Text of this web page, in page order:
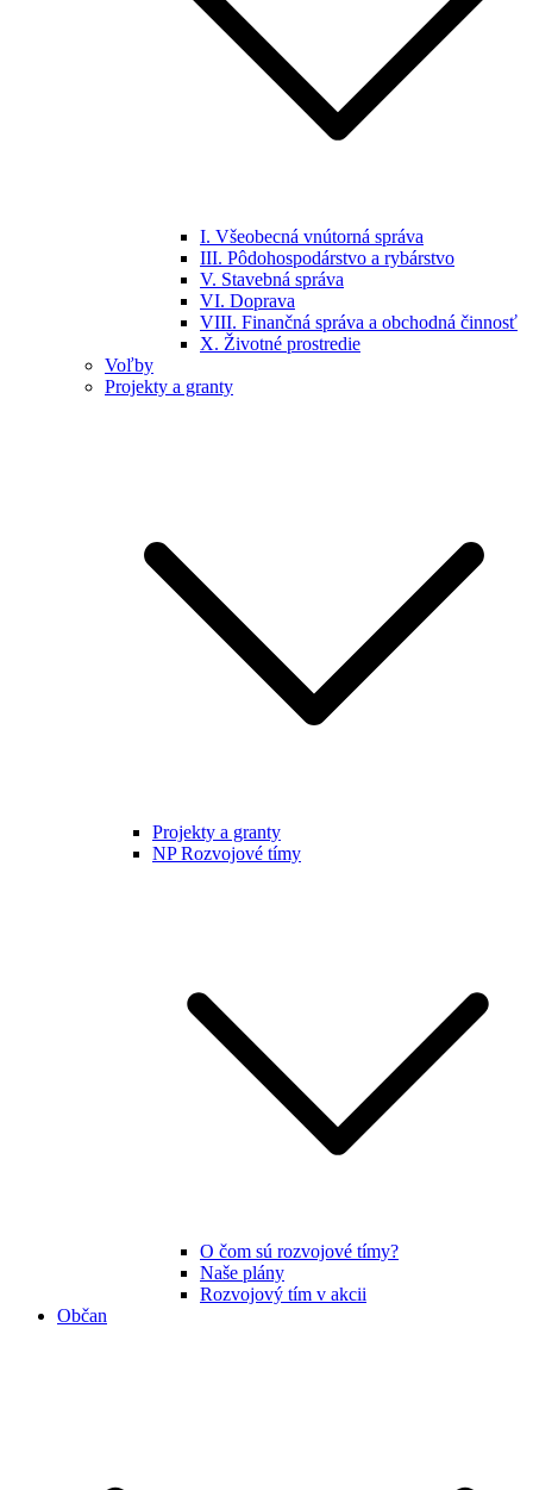
I. Všeobecná vnútorná správa
III. Pôdohospodárstvo a rybárstvo
V. Stavebná správa
VI. Doprava
VIII. Finančná správa a obchodná činnosť
X. Životné prostredie
Voľby
Projekty a granty
Projekty a granty
NP Rozvojové tímy
O čom sú rozvojové tímy?
Naše plány
Rozvojový tím v akcii
Občan